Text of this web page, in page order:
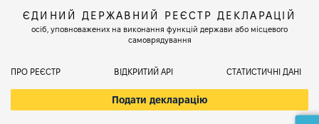
ЄДИНИЙ ДЕРЖАВНИЙ РЕЄСТР ДЕКЛАРАЦІЙ
осіб, уповноважених на виконання функцій держави або місцевого
самоврядування
ПРО РЕЄСТР ВІДКРИТИЙ АРІ СТАТИСТИЧНІ ДАНІ
Подати декларацію